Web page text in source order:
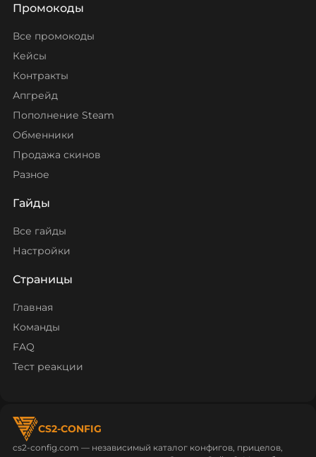
Промокоды
Все промокоды
Кейсы
Контракты
Апгрейд
Пополнение Steam
Обменники
Продажа скинов
Разное
Гайды
Все гайды
Настройки
Страницы
Главная
Команды
FAQ
Тест реакции
CS2-CONFIG
cs2-config.com — независимый каталог конфигов, прицелов,